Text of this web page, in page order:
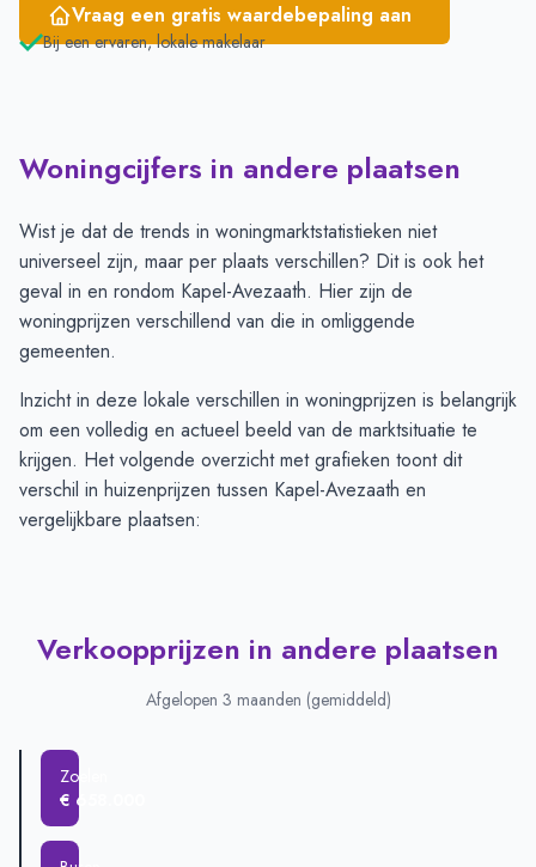
Vraag een gratis waardebepaling aan
Bij een ervaren, lokale makelaar
Woningcijfers in andere plaatsen
Wist je dat de trends in woningmarktstatistieken niet
universeel zijn, maar per plaats verschillen? Dit is ook het
geval in en rondom Kapel-Avezaath. Hier zijn de
woningprijzen verschillend van die in omliggende
gemeenten.
Inzicht in deze lokale verschillen in woningprijzen is belangrijk
om een volledig en actueel beeld van de marktsituatie te
krijgen. Het volgende overzicht met grafieken toont dit
verschil in huizenprijzen tussen Kapel-Avezaath en
vergelijkbare plaatsen:
Verkoopprijzen in andere plaatsen
Afgelopen 3 maanden (gemiddeld)
Zoelen
€ 658.000